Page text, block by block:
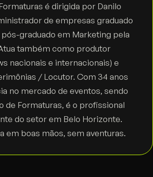
é dirigida por Danilo
de empresas graduado
pós-graduado em Marketing pela
também como produtor
nacionais e internacionais) e
/ Locutor. Com 34 anos
no mercado de eventos, sendo
de Formaturas, é o profissional
do setor em Belo Horizonte.
em boas mãos, sem aventuras.